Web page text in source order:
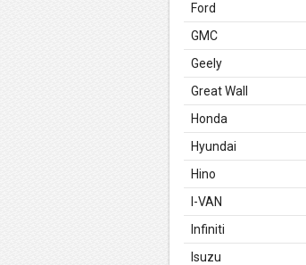
Ford
GMC
Geely
Great Wall
Honda
Hyundai
Hino
I-VAN
Infiniti
Isuzu